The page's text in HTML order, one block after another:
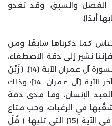
الفضل والسبق، وقد تغدو
أبدًا).
كما ذكرناها سابقًا، ومن
نشير إلى دقة الاصطفاء،
وذلك أن المولى عز وجل ذكر بسورة آل عمران الآية (14): ﴿ زُيِّنَ
لِلنَّاسِ حُبُّ الشَّهَوَاتِ… ﴾ إلى آخر الآية [آل عمران: 14]؛ وذلك
الإنسان، وما مدى دقة
في الرغبات، وحب متاع
الحياة الدنيا، ثم أكمل تعالى في الآية (15) التي تليها: ﴿ قُلْ